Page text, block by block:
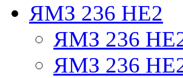
ЯМЗ 236 НЕ2
ЯМЗ 236
ЯМЗ 236 НЕ2